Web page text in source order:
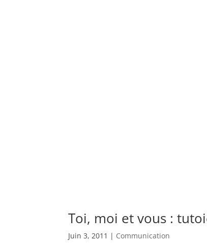
Toi, moi et vous :
Juin 3, 2011 | Communication